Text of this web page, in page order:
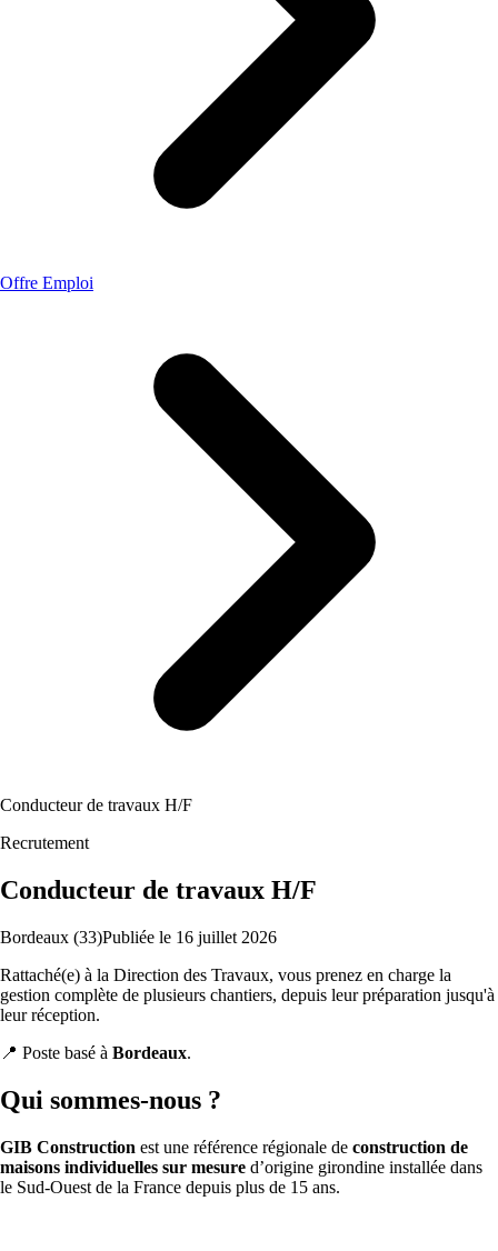
Offre Emploi
Conducteur de travaux H/F
Recrutement
Conducteur de travaux H/F
Bordeaux (33)Publiée le 16 juillet 2026
Rattaché(e) à la Direction des Travaux, vous prenez en charge la
gestion complète de plusieurs chantiers, depuis leur préparation jusqu'à
leur réception.
📍 Poste basé à Bordeaux.
Qui sommes-nous ?
GIB Construction est une référence régionale de construction de
maisons individuelles sur mesure d’origine girondine installée dans
le Sud-Ouest de la France depuis plus de 15 ans.